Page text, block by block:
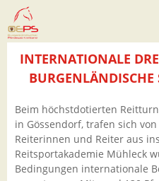
INTERNATIONALE
BURGENLÄNDISCHE
Beim höchstdotierten
in Gössendorf, trafen sich
Reiterinnen und Reiter aus
Reitsportakademie Mühleck
Bedingungen internationale